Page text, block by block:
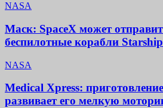
NASA
Маск: SpaceX может
беспилотные корабли
NASA
Medical Xpress:
развивает его мелкую